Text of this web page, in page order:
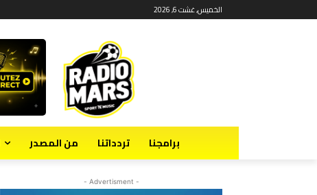
الخميس, غشت 6, 2026
برامجنا تردداتنا من المصدر
- Advertisment -